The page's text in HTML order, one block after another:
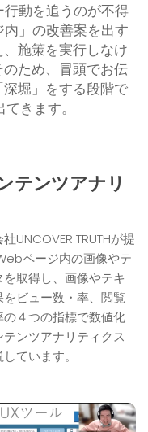
動を追うのが不得
」の改善案を出す
施策を実行しなけ
ため、冒頭でお伝
堀」をする段階で
きます。
ンツアナリ
UNCOVER TRUTHが提
ページ内の画像やテ
取得し、画像やテキ
ビュー数・率、閲覧
４つの指標で数値化
ンツアナリティクス
ています。